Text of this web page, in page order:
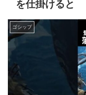
を仕掛けると
ゴシップ